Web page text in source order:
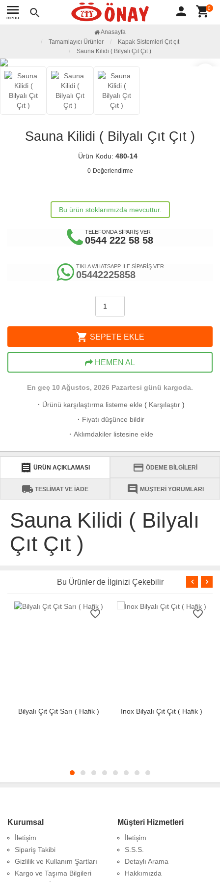
menu
menü search person shopping_cart0
Anasayfa
Tamamlayıcı Ürünler
Kapak Sistemleri Çıt çıt
Sauna Kilidi ( Bilyalı Çıt Çıt )
Sauna Kilidi ( Bilyalı Çıt Çıt )
Ürün Kodu: 480-14
0 Değerlendirme
Bu ürün stoklarımızda mevcuttur.
TELEFONDA SİPARİŞ VER
0544 222 58 58
TIKLA WHATSAPP İLE SİPARİŞ VER
05442225858
shopping_cart SEPETE EKLE
HEMEN AL
En geç 10 Ağustos, 2026 Pazartesi günü kargoda.
· Ürünü karşılaştırma listeme ekle ( Karşılaştır)
· Fiyatı düşünce bildir
· Aklımdakiler listesine ekle
receipt ÜRÜN AÇIKLAMASI credit_card ÖDEME BİLGİLERİ
local_shipping TESLİMAT VE İADE comment MÜŞTERİ YORUMLARI
Sauna Kilidi ( Bilyalı
Çıt Çıt )
Bu Ürünler de İlginizi Çekebilir
favorite_border
Bilyalı Çıt Çıt Sarı ( Hafik )
favorite_border
Inox Bilyalı Çıt Çıt ( Hafik )
Kurumsal
İletişim
Sipariş Takibi
Gizlilik ve Kullanım Şartları
Kargo ve Taşıma Bilgileri
Müşteri Hizmetleri
İletişim
S.S.S.
Detaylı Arama
Hakkımızda